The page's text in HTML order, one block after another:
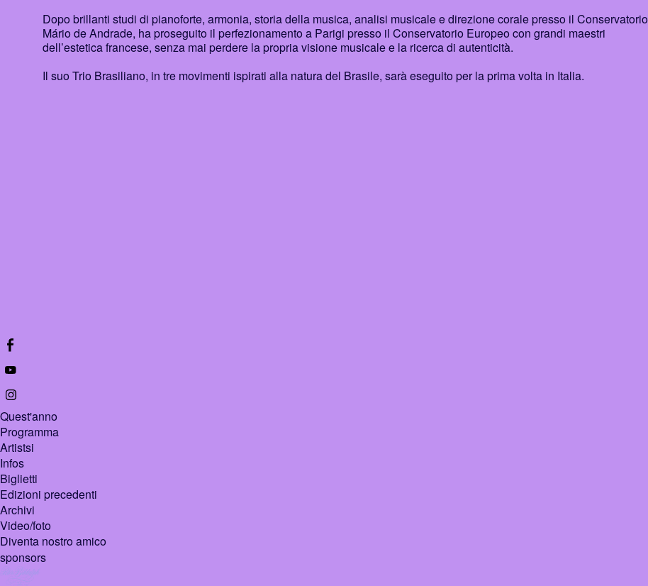
Dopo brillanti studi di pianoforte, armonia, storia della musica, analisi musicale e direzione corale presso il Conservatorio
Mário de Andrade, ha proseguito il perfezionamento a Parigi presso il Conservatorio Europeo con grandi maestri
dell’estetica francese, senza mai perdere la propria visione musicale e la ricerca di autenticità.
Il suo Trio Brasiliano, in tre movimenti ispirati alla natura del Brasile, sarà eseguito per la prima volta in Italia.
Quest'anno
Programma
Artistsi
Infos
Biglietti
Edizioni precedenti
Archivi
Video/foto
Diventa nostro amico
sponsors